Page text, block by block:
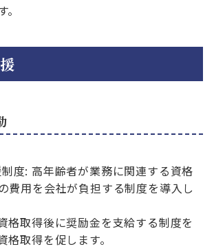
度: 高年齢者が業務に関連する資格
費用を会社が負担する制度を導入し
格取得後に奨励金を支給する制度を
格取得を促します。